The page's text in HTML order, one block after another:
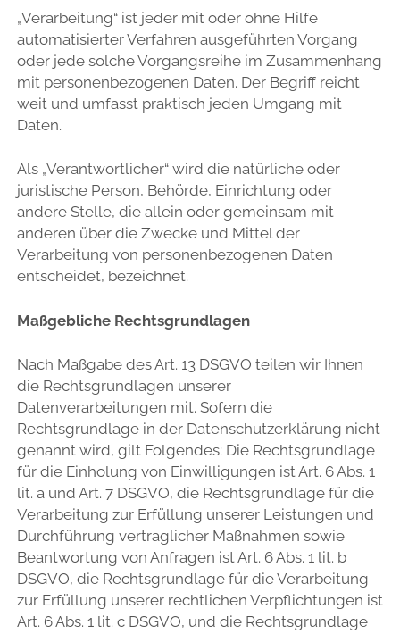
„Verarbeitung“ ist jeder mit oder ohne Hilfe
automatisierter Verfahren ausgeführten Vorgang
oder jede solche Vorgangsreihe im Zusammenhang
mit personenbezogenen Daten. Der Begriff reicht
weit und umfasst praktisch jeden Umgang mit
Daten.
Als „Verantwortlicher“ wird die natürliche oder
juristische Person, Behörde, Einrichtung oder
andere Stelle, die allein oder gemeinsam mit
anderen über die Zwecke und Mittel der
Verarbeitung von personenbezogenen Daten
entscheidet, bezeichnet.
Maßgebliche Rechtsgrundlagen
Nach Maßgabe des Art. 13 DSGVO teilen wir Ihnen
die Rechtsgrundlagen unserer
Datenverarbeitungen mit. Sofern die
Rechtsgrundlage in der Datenschutzerklärung nicht
genannt wird, gilt Folgendes: Die Rechtsgrundlage
für die Einholung von Einwilligungen ist Art. 6 Abs. 1
lit. a und Art. 7 DSGVO, die Rechtsgrundlage für die
Verarbeitung zur Erfüllung unserer Leistungen und
Durchführung vertraglicher Maßnahmen sowie
Beantwortung von Anfragen ist Art. 6 Abs. 1 lit. b
DSGVO, die Rechtsgrundlage für die Verarbeitung
zur Erfüllung unserer rechtlichen Verpflichtungen ist
Art. 6 Abs. 1 lit. c DSGVO, und die Rechtsgrundlage